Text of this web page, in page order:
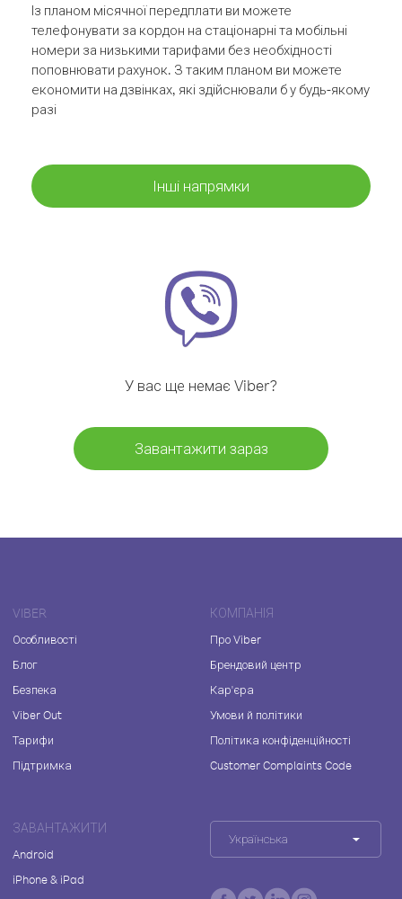
Із планом місячної передплати ви можете
телефонувати за кордон на стаціонарні та мобільні
номери за низькими тарифами без необхідності
поповнювати рахунок. З таким планом ви можете
економити на дзвінках, які здійснювали б у будь-якому
разі
Інші напрямки
У вас ще немає Viber?
Завантажити зараз
VIBER
Особливості
Блог
Безпека
Viber Out
Тарифи
Підтримка
КОМПАНІЯ
Про Viber
Брендовий центр
Кар'єра
Умови й політики
Політика конфіденційності
Customer Complaints Code
ЗАВАНТАЖИТИ
Android
iPhone & iPad
Українська